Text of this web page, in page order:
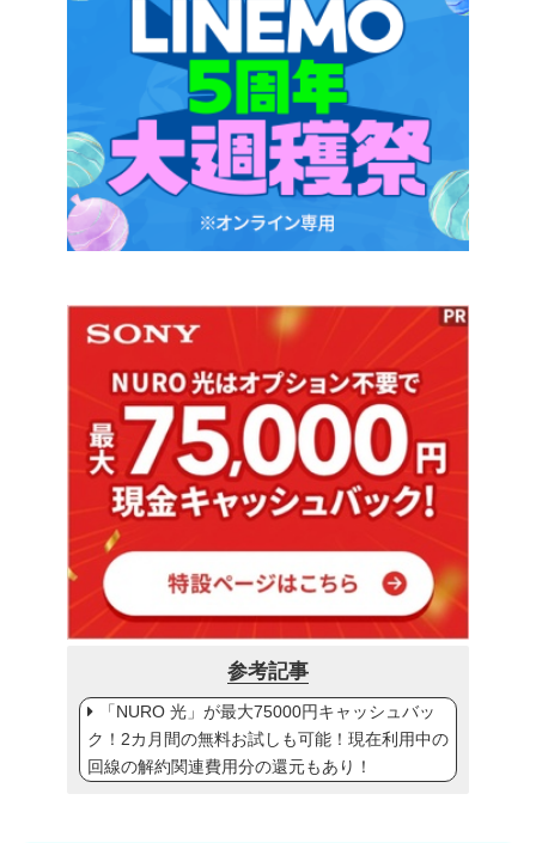
参考記事
「NURO 光」が最大75000円キャッシュバッ
ク！2カ月間の無料お試しも可能！現在利用中の
回線の解約関連費用分の還元もあり！